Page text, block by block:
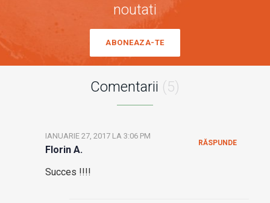
noutati
ABONEAZA-TE
Comentarii (5)
Florin A.
IANUARIE 27, 2017 LA 3:06 PM
Succes !!!!
RĂSPUNDE